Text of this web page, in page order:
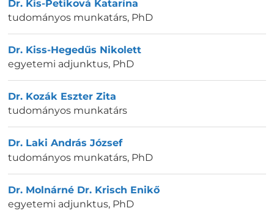
Dr. Kis-Petiková Katarína
tudományos munkatárs, PhD
Dr. Kiss-Hegedűs Nikolett
egyetemi adjunktus, PhD
Dr. Kozák Eszter Zita
tudományos munkatárs
Dr. Laki András József
tudományos munkatárs, PhD
Dr. Molnárné Dr. Krisch Enikő
egyetemi adjunktus, PhD